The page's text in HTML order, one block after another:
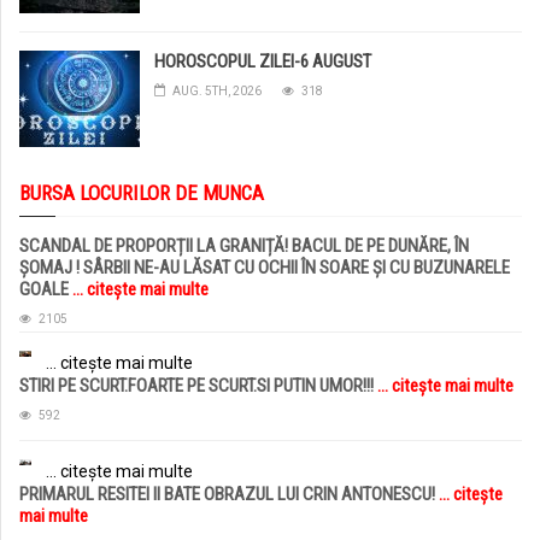
HOROSCOPUL ZILEI-6 AUGUST
AUG. 5TH, 2026 318
BURSA LOCURILOR DE MUNCA
SCANDAL DE PROPORȚII LA GRANIȚĂ! BACUL DE PE DUNĂRE, ÎN
ȘOMAJ ! SÂRBII NE-AU LĂSAT CU OCHII ÎN SOARE ȘI CU BUZUNARELE
GOALE... citește mai multe
2105
... citește mai multe
STIRI PE SCURT.FOARTE PE SCURT.SI PUTIN UMOR!!!... citește mai multe
592
... citește mai multe
PRIMARUL RESITEI II BATE OBRAZUL LUI CRIN ANTONESCU!... citește
mai multe